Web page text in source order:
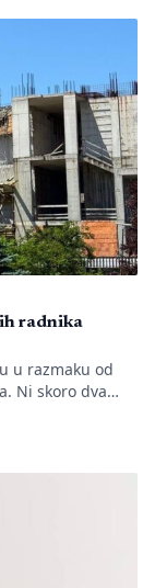
i novac u
suda u […]
radnika
u razmaku od
Ni skoro dva
niti je
sprovodi